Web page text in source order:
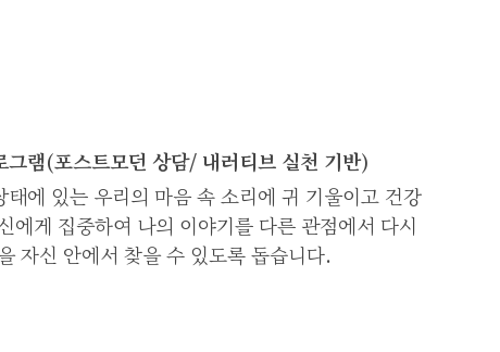
그램(포스트모던 상담/ 내러티브 실천 기반)
태에 있는 우리의 마음 속 소리에 귀 기울이고 건강
에게 집중하여 나의 이야기를 다른 관점에서 다시
자신 안에서 찾을 수 있도록 돕습니다.